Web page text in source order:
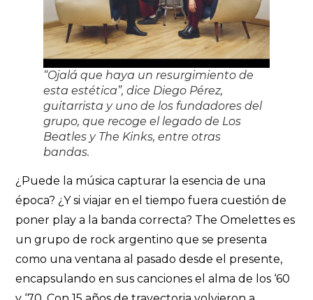
“Ojalá que haya un resurgimiento de
esta estética”, dice Diego Pérez,
guitarrista y uno de los fundadores del
grupo, que recoge el legado de Los
Beatles y The Kinks, entre otras
bandas.
¿Puede la música capturar la esencia de una
época? ¿Y si viajar en el tiempo fuera cuestión de
poner play a la banda correcta? The Omelettes es
un grupo de rock argentino que se presenta
como una ventana al pasado desde el presente,
encapsulando en sus canciones el alma de los ‘60